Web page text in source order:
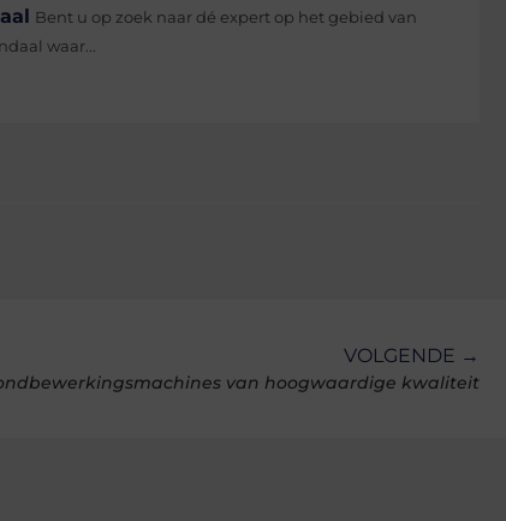
Bent u op zoek naar dé expert op het gebied van
waar...
VOLGENDE →
van hoogwaardige kwaliteit